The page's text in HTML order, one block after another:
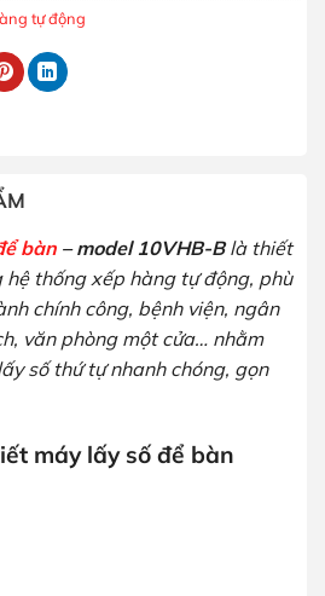
tự động
bàn – model 10VHB-Blà thiết
hệ thống xếp hàng tự động, phù
chính công, bệnh viện, ngân
văn phòng một cửa… nhằm
số thứ tự nhanh chóng, gọn
máy lấy số để bàn